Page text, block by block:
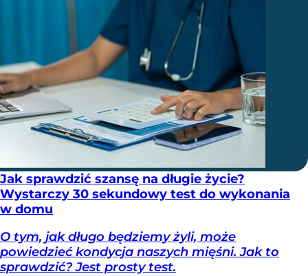
Jak sprawdzić szansę na długie życie?
Wystarczy 30 sekundowy test do wykonania
w domu
O tym, jak długo będziemy żyli, może
powiedzieć kondycja naszych mięśni. Jak to
sprawdzić? Jest prosty test.